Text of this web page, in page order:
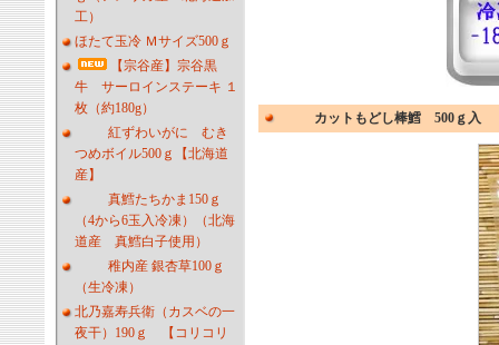
工）
ほたて玉冷 Ｍサイズ500ｇ
【宗谷産】宗谷黒
牛 サーロインステーキ １
枚（約180g）
紅ずわいがに むき
つめボイル500ｇ【北海道
産】
真鱈たちかま150ｇ
（4から6玉入冷凍）（北海
道産 真鱈白子使用）
稚内産 銀杏草100ｇ
（生冷凍）
北乃嘉寿兵衛（カスベの一
夜干）190ｇ 【コリコリ
カットもどし棒鱈 500ｇ入